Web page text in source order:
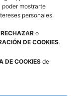
poder mostrarte
personales.
RECHAZAR o
DE COOKIES.
DE COOKIESde
– ESCOLAPIAS
(M.M.C.).